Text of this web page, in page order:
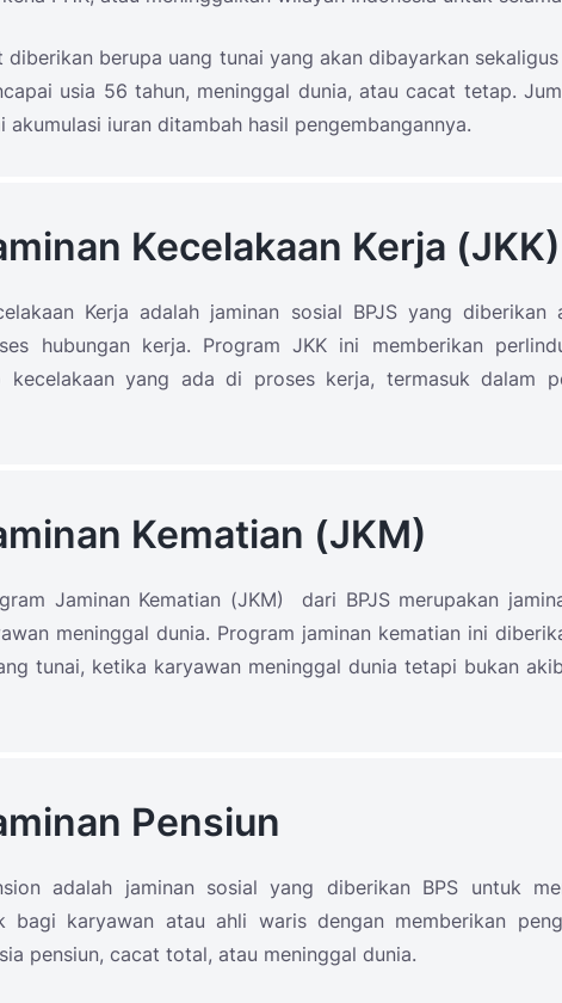
diberikan berupa uang tunai yang akan dibayarkan
usia 56 tahun, meninggal dunia, atau cacat tetap.
akumulasi iuran ditambah hasil pengembangannya.
Kecelakaan Kerja (JKK)
Kerja adalah jaminan sosial BPJS yang diberikan
hubungan kerja. Program JKK ini memberikan
kecelakaan yang ada di proses kerja, termasuk dalam
Kematian (JKM)
Jaminan Kematian (JKM) dari BPJS merupakan
meninggal dunia. Program jaminan kematian ini
tunai, ketika karyawan meninggal dunia tetapi bukan
Pensiun
adalah jaminan sosial yang diberikan BPS untuk
bagi karyawan atau ahli waris dengan memberikan
pensiun, cacat total, atau meninggal dunia.